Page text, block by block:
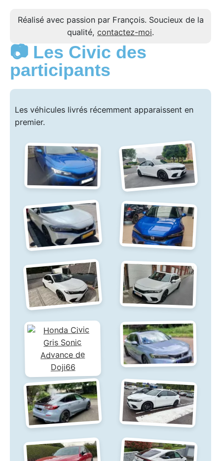
Réalisé avec passion par François. Soucieux de la
qualité, contactez-moi.
📷 Les Civic des
participants
Les véhicules livrés récemment apparaissent en
premier.